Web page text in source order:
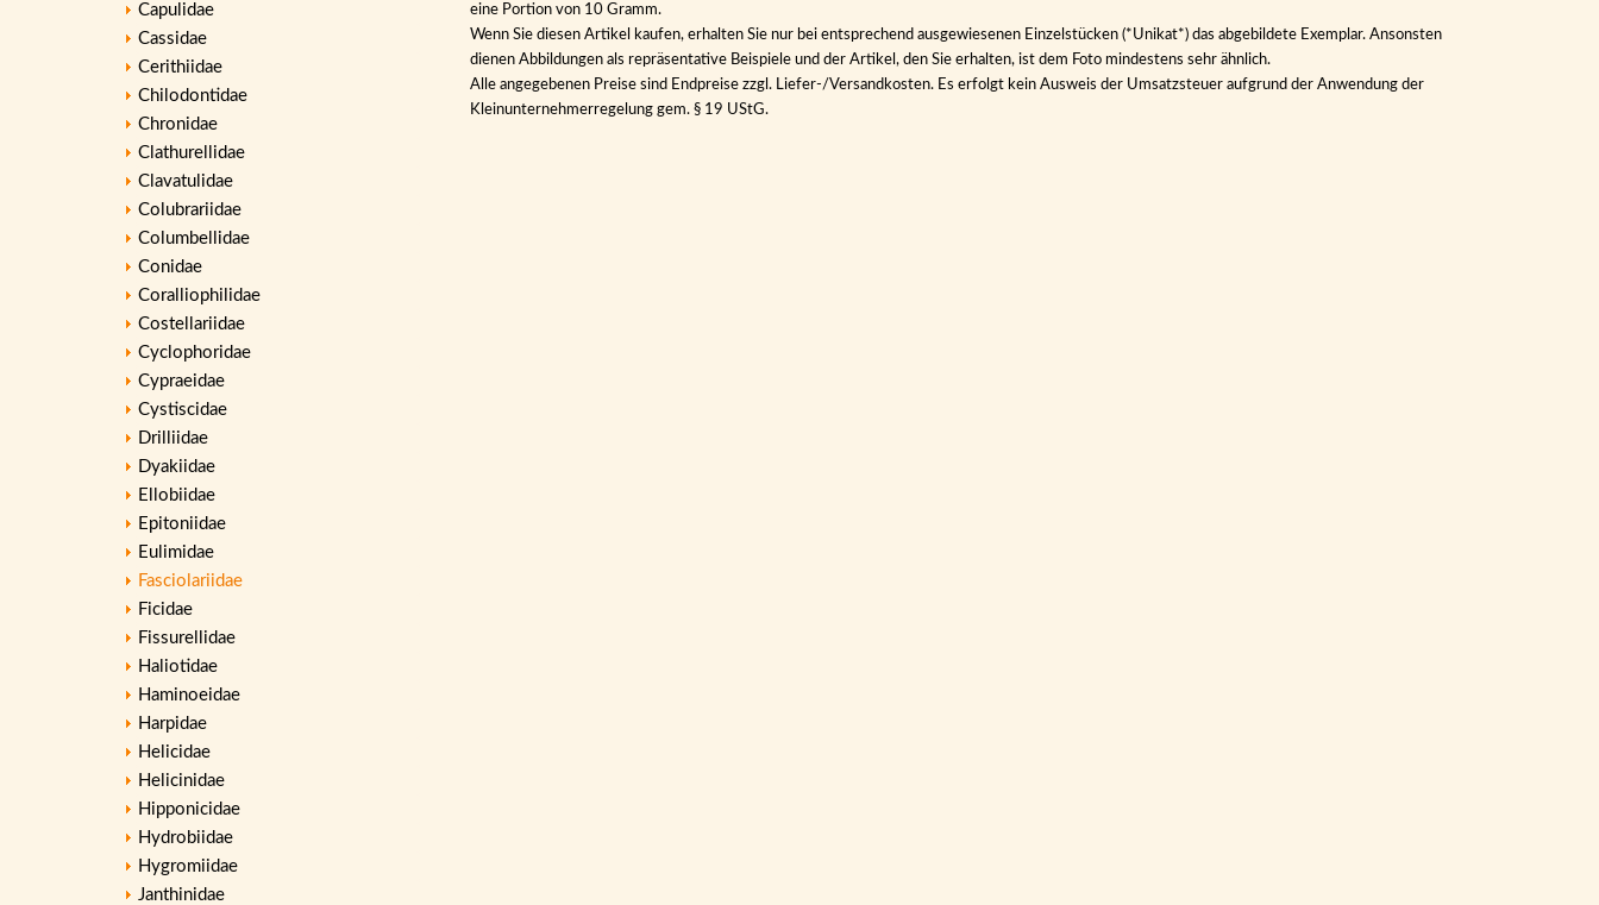
Capulidae
Cassidae
Cerithiidae
Chilodontidae
Chronidae
Clathurellidae
Clavatulidae
Colubrariidae
Columbellidae
Conidae
Coralliophilidae
Costellariidae
Cyclophoridae
Cypraeidae
Cystiscidae
Drilliidae
Dyakiidae
Ellobiidae
Epitoniidae
Eulimidae
Fasciolariidae
Ficidae
Fissurellidae
Haliotidae
Haminoeidae
Harpidae
Helicidae
Helicinidae
Hipponicidae
Hydrobiidae
Hygromiidae
Janthinidae
eine Portion von 10 Gramm.
Wenn Sie diesen Artikel kaufen, erhalten Sie nur bei entsprechend ausgewiesenen Einzelstücken (*Unikat*) das abgebildete Exemplar. Ansonsten
dienen Abbildungen als repräsentative Beispiele und der Artikel, den Sie erhalten, ist dem Foto mindestens sehr ähnlich.
Alle angegebenen Preise sind Endpreise zzgl. Liefer-/Versandkosten. Es erfolgt kein Ausweis der Umsatzsteuer aufgrund der Anwendung der
Kleinunternehmerregelung gem. § 19 UStG.